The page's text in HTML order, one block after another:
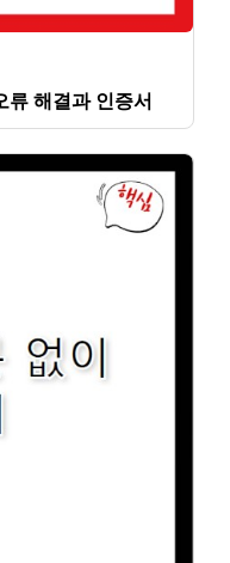
류 해결과 인증서